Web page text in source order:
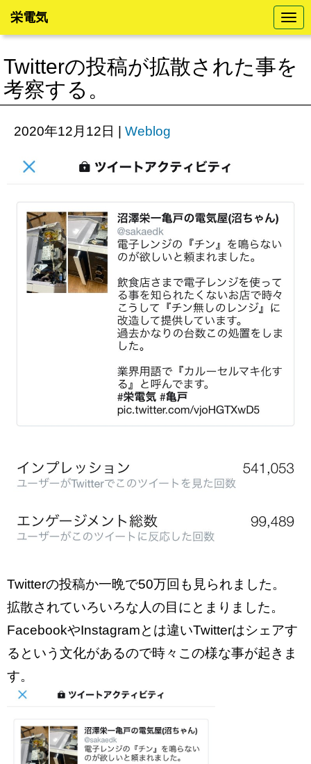
N
a
v
g
a
o
栄電気
Twitterの投稿が拡散された事を
考察する。
2020年12月12日 | Weblog
Twitterの投稿か一晩で50万回も見られました。
拡散されていろいろな人の目にとまりました。
FacebookやInstagramとは違いTwitterはシェアす
るという文化があるので時々この様な事が起きま
す。